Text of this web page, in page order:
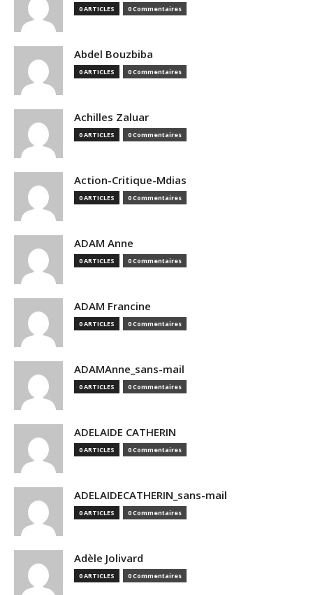
0 ARTICLES 0 Commentaires
Abdel Bouzbiba
0 ARTICLES 0 Commentaires
Achilles Zaluar
0 ARTICLES 0 Commentaires
Action-Critique-Mdias
0 ARTICLES 0 Commentaires
ADAM Anne
0 ARTICLES 0 Commentaires
ADAM Francine
0 ARTICLES 0 Commentaires
ADAMAnne_sans-mail
0 ARTICLES 0 Commentaires
ADELAIDE CATHERIN
0 ARTICLES 0 Commentaires
ADELAIDECATHERIN_sans-mail
0 ARTICLES 0 Commentaires
Adèle Jolivard
0 ARTICLES 0 Commentaires